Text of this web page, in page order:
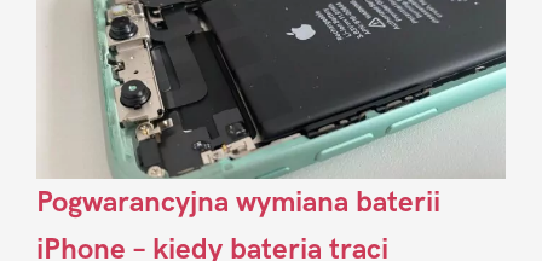
Pogwarancyjna wymiana baterii
iPhone – kiedy bateria traci